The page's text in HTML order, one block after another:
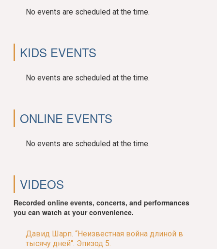
No events are scheduled at the time.
KIDS EVENTS
No events are scheduled at the time.
ONLINE EVENTS
No events are scheduled at the time.
VIDEOS
Recorded online events, concerts, and performances
you can watch at your convenience.
Давид Шарп. “Неизвестная война длиной в
тысячу дней“. Эпизод 5.